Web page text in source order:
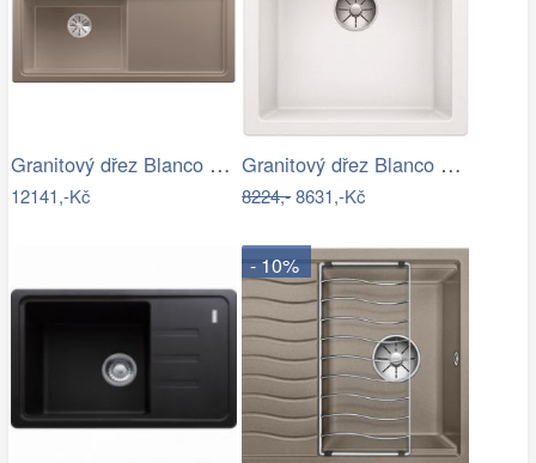
Granitový dřez Blanco ZENAR XL 6 S…
12141,-Kč
Granitový dřez Blanco PLEON 5 InFino…
8224,-8631,-Kč
- 10%